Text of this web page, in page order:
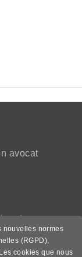
avocat
nouvelles normes
(RGPD),
cookies que nous